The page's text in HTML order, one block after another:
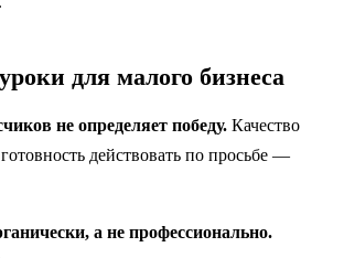
для малого бизнеса
не определяет победу. Качество
действовать по просьбе —
а не профессионально.